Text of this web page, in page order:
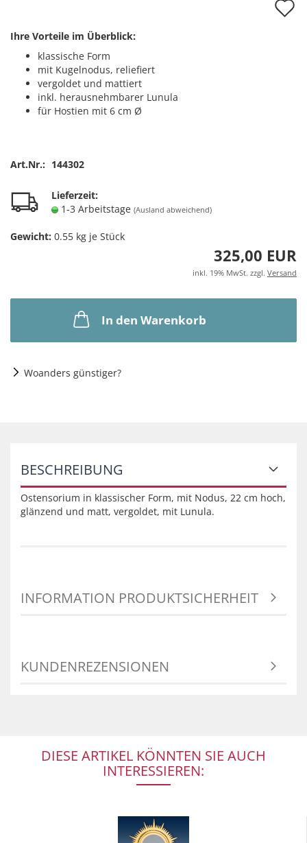
Ihre Vorteile im Überblick:
klassische Form
mit Kugelnodus, reliefiert
vergoldet und mattiert
inkl. herausnehmbarer Lunula
für Hostien mit 6 cm Ø
Art.Nr.: 144302
Lieferzeit:
1-3 Arbeitstage (Ausland abweichend)
Gewicht: 0.55 kg je Stück
325,00 EUR
inkl. 19% MwSt. zzgl. Versand
In den Warenkorb
Woanders günstiger?
BESCHREIBUNG
Ostensorium in klassischer Form, mit Nodus, 22 cm hoch,
glänzend und matt, vergoldet, mit Lunula.
INFORMATION PRODUKTSICHERHEIT
KUNDENREZENSIONEN
DIESE ARTIKEL KÖNNTEN SIE AUCH
INTERESSIEREN: